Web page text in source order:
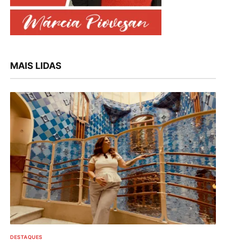
MAIS LIDAS
DESTAQUES